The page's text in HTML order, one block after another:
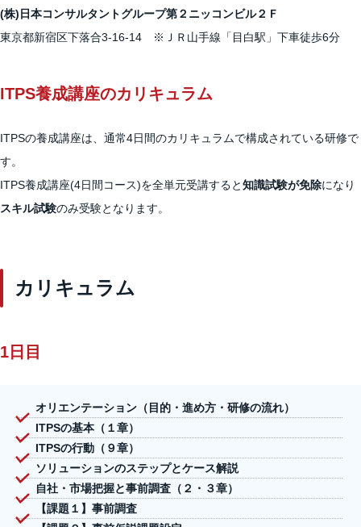
(株)日本コンサルタントグループ第２ニッコンビル２Ｆ
東京都新宿区下落合3-16-14 ※ＪＲ山手線「目白駅」下車徒歩6分
ITPS養成講座のカリキュラム
ITPSの養成講座は、通常4日間のカリキュラムで構成されている研修で
す。
ITPS養成講座(4日間コース)を全単元受講すると知識試験が免除になり
スキル試験のみ受験となります。
カリキュラム
1日目
オリエンテーション（目的・進め方・研修の流れ）
ITPSの基本（１章）
ITPSの行動（９章）
ソリューションのステップとケース解説
自社・市場把握と事前調査（２・３章）
【課題１】事前調査